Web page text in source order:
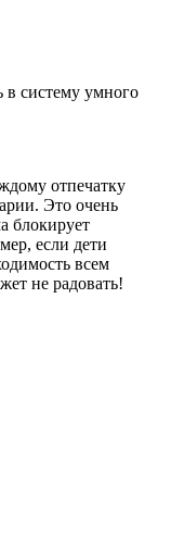
в систему умного
отпечатку
Это очень
блокирует
если дети
всем
не радовать!